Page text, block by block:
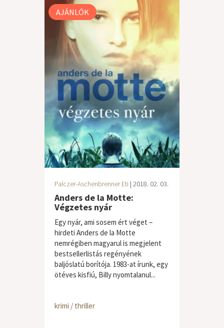
AJÁNLÓK
Palczer-Aschenbrenner Eti | 2018. 02. 03.
Anders de la Motte:
Végzetes nyár
Egy nyár, ami sosem ért véget –
hirdeti Anders de la Motte
nemrégiben magyarul is megjelent
bestsellerlistás regényének
baljóslatú borítója. 1983-at írunk, egy
ötéves kisfiú, Billy nyomtalanul...
krimi / thriller